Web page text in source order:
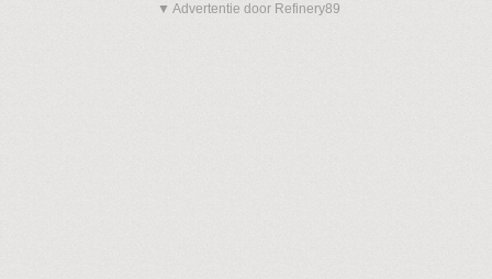
▼ Advertentie door Refinery89